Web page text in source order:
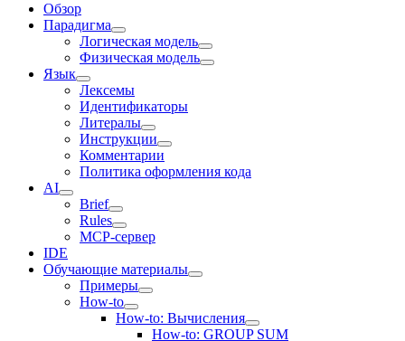
Обзор
Парадигма
Логическая модель
Физическая модель
Язык
Лексемы
Идентификаторы
Литералы
Инструкции
Комментарии
Политика оформления кода
AI
Brief
Rules
MCP-сервер
IDE
Обучающие материалы
Примеры
How-to
How-to: Вычисления
How-to: GROUP SUM